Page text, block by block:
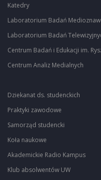
Katedry
Laboratorium Badań
Laboratorium Badań
Centrum Badań i Edukacji im.
Centrum Analiz Medialnych
Dziekanat ds. studenckich
Praktyki zawodowe
Samorząd studencki
Koła naukowe
Akademickie Radio Kampus
Klub absolwentów UW